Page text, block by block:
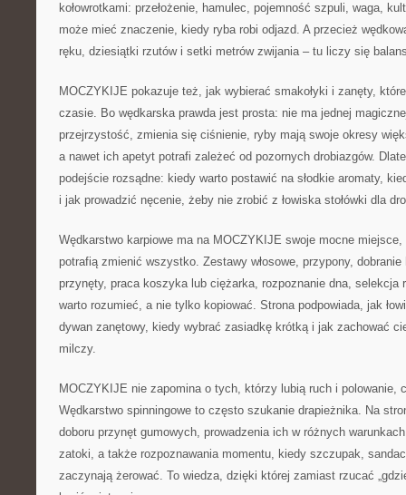
kołowrotkami: przełożenie, hamulec, pojemność szpuli, waga,
może mieć znaczenie, kiedy ryba robi odjazd. A przecież
ręku, dziesiątki rzutów i setki metrów zwijania – tu liczy się
MOCZYKIJE pokazuje też, jak wybierać smakołyki i zanęty,
czasie. Bo wędkarska prawda jest prosta: nie ma jednej
przejrzystość, zmienia się ciśnienie, ryby mają swoje okresy
a nawet ich apetyt potrafi zależeć od pozornych drobiazgów.
podejście rozsądne: kiedy warto postawić na słodkie aromaty,
i jak prowadzić nęcenie, żeby nie zrobić z łowiska stołówki dla
Wędkarstwo karpiowe ma na MOCZYKIJE swoje mocne
potrafią zmienić wszystko. Zestawy włosowe, przypony,
przynęty, praca koszyka lub ciężarka, rozpoznanie dna, selekcja
warto rozumieć, a nie tylko kopiować. Strona podpowiada, jak
dywan zanętowy, kiedy wybrać zasiadkę krótką i jak zachować
milczy.
MOCZYKIJE nie zapomina o tych, którzy lubią ruch i polowanie,
Wędkarstwo spinningowe to często szukanie drapieżnika. Na
doboru przynęt gumowych, prowadzenia ich w różnych
zatoki, a także rozpoznawania momentu, kiedy szczupak,
zaczynają żerować. To wiedza, dzięki której zamiast rzucać